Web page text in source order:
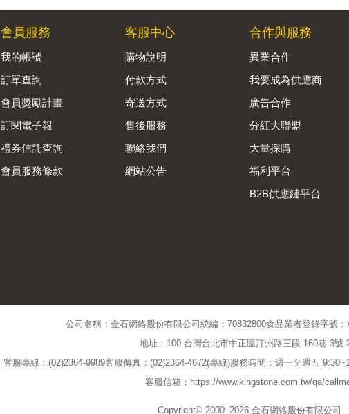
會員服務
我的帳號
訂單查詢
會員獎勵計畫
訂閱電子報
禮券信託查詢
會員服務條款
客服中心
購物說明
付款方式
寄送方式
售後服務
聯絡我們
網站公告
合作與服務
異業合作
我要成為供應商
廣告合作
分紅大聯盟
大量採購
福利平台
B2B供應鏈平台
公司名稱：金石網絡股份有限公司 統編：70832800食品業者登錄字號：
地址：100 台灣台北市中正區汀州路三段 160巷 3號
客服專線：(02)2364-9989客服傳真：(02)2364-4672(專線)服務時間：週一至週五
客服信箱：https://www.kingstone.com.tw/qa/
Copyright© 2000–2026 金石網絡股份有限公司